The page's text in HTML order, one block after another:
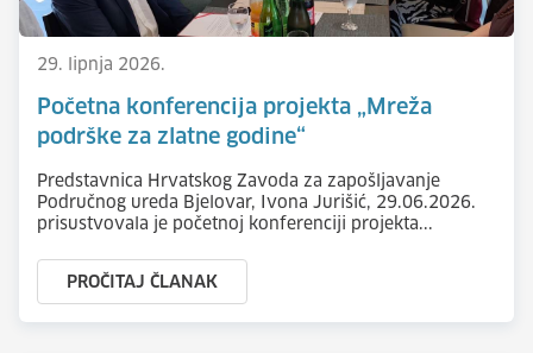
29. lipnja 2026.
Početna konferencija projekta „Mreža
podrške za zlatne godine“
Predstavnica Hrvatskog Zavoda za zapošljavanje
Područnog ureda Bjelovar, Ivona Jurišić, 29.06.2026.
prisustvovala je početnoj konferenciji projekta...
PROČITAJ ČLANAK